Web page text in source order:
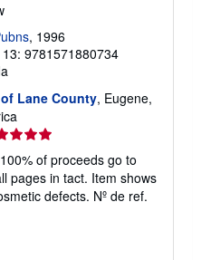
, 1996
13: 9781571880734
Lane County, Eugene,
of proceeds go to
pages in tact. Item shows
defects. Nº de ref.